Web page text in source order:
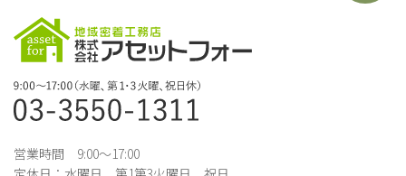
営業時間 9:00～17:00